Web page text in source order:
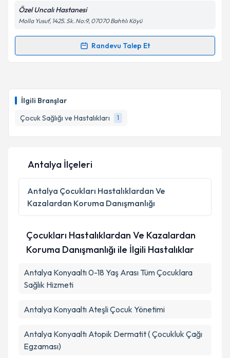
İlgili Branşlar
Çocuk Sağlığı ve Hastalıkları
1
Özel Uncalı Hastanesi
Molla Yusuf, 1425. Sk. No:9, 07070 Bahtılı Köyü
Randevu Talep Et
Randevu Takvimi Talebi
için bir takvim hazırlandığında e-posta ile
bilgilendireceğiz.
E-posta Adresiniz
Kişisel verilerimin işlenmesine ilişkin
Metni'ni okudum ve kişisel verilerimin belirtilen
kapsamda işlenmesini kabul ediyorum.
Takvim Talebini Gönder
Antalya İlçeleri
Antalya Çocukları Hastalıklardan Ve
Kazalardan Koruma Danışmanlığı
Çocukları Hastalıklardan Ve Kazalardan
Koruma Danışmanlığı ile İlgili Hastalıklar
Antalya Konyaaltı 0-18 Yaş Arası Tüm Çocuklara
Sağlık Hizmeti
Antalya Konyaaltı Ateşli Çocuk Yönetimi
Antalya Konyaaltı Atopik Dermatit ( Çocukluk Çağı
Egzaması)